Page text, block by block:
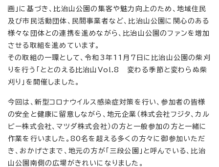
画」に基づき、比治山公園の集客や魅力向上のため、地域住民
及び市民活動団体、民間事業者など、比治山公園に関心のある
様々な団体との連携を進めながら、比治山公園のファンを増加
させる取組を進めています。
その取組の一環として、令和3年11月7日に比治山公園の柴刈
りを行う「ととのえる比治山Vol.8 変わる季節と変わらぬ柴
刈り」を開催しました。
今回は、新型コロナウイルス感染症対策を行い、参加者の皆様
の安全と健康に留意しながら、地元企業（株式会社フジタ、カル
ビー株式会社、マツダ株式会社）の方と一般参加の方と一緒に
作業を行いました。80名を超える多くの方々に御参加いただ
き、おかげさまで、地元の方が「三段公園」と呼んでいる、比治
山公園南側の広場がきれいになりました。